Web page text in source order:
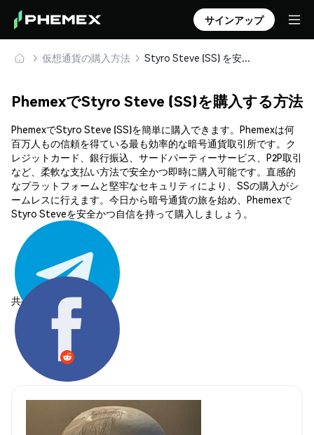
サインアップ
仮想通貨の購入方法 Styro Steve (SS) を安全に購入・保管
PhemexでStyro Steve (SS)を購入する方法
PhemexでStyro Steve (SS)を簡単に購入できます。Phemexは何
百万人もの信頼を得ている最も効率的な暗号通貨取引所です。ク
レジットカード、銀行振込、サードパーティーサービス、P2P取引
など、柔軟な支払い方法で安全かつ即時に購入可能です。直感的
なプラットフォームと堅牢なセキュリティにより、SSの購入がシ
ームレスに行えます。今日から暗号通貨の旅を始め、Phemexで
Styro Steveを安全かつ自信を持って購入しましょう。
共有する: